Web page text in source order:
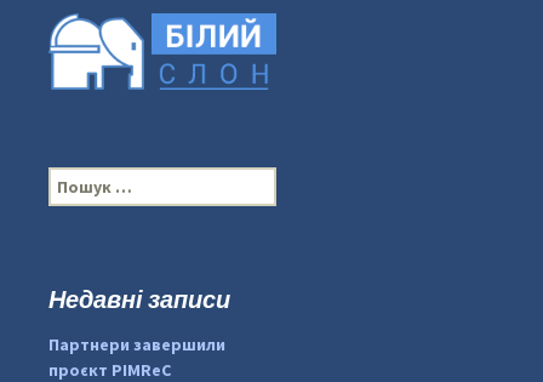
#PipIvanToday
pimrec_project
П
о
:Недавні записи
Партнери завершили
проєкт PIMReC